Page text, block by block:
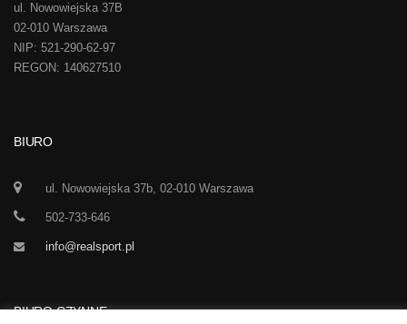
ul. Nowowiejska 37B
02-010 Warszawa
NIP: 521-290-62-97
REGON: 140627510
BIURO
ul. Nowowiejska 37b, 02-010 Warszawa
502-733-646
info@realsport.pl
BIURO CZYNNE